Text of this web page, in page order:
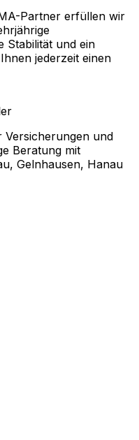
Partner erfüllen wir
Stabilität und ein
jederzeit einen
und
Beratung mit
Gelnhausen, Hanau